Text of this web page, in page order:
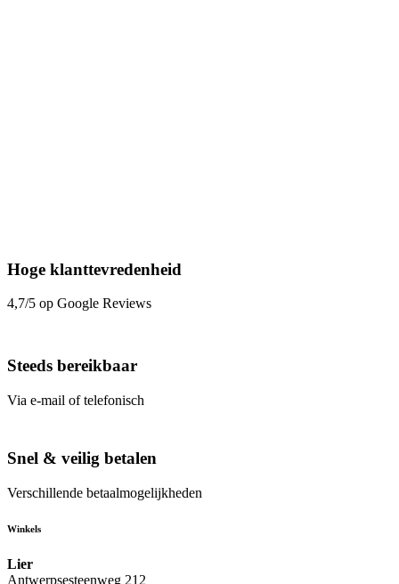
Hoge klanttevredenheid
4,7/5 op Google Reviews
Steeds bereikbaar
Via e-mail of telefonisch
Snel & veilig betalen
Verschillende betaalmogelijkheden
Winkels
Lier
Antwerpsesteenweg 212